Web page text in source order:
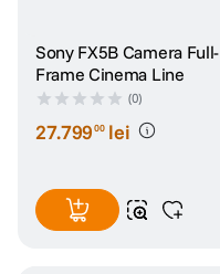
Sony FX5B Camera Full-
Frame Cinema Line
(0)
27.79900 lei